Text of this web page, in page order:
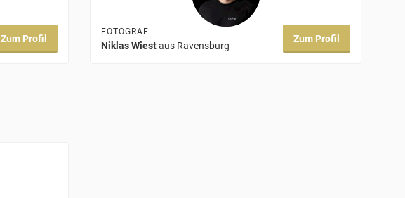
Zum Profil
FOTOGRAF
Niklas Wiestaus Ravensburg
Zum Profil